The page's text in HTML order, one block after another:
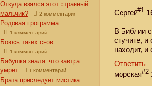
Сергей#1
В Библии
стучите, и
находит, и
Ответить
морская#2
Откуда взялся этот странный
мальчик?
2 комментария
Родовая программа
1 комментарий
Боюсь таких снов
1 комментарий
Бабушка знала, что завтра
умрет
1 комментарий
Брата преследует мистика